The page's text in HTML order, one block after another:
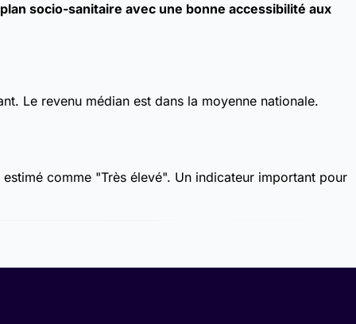
socio-sanitaire avec une bonne accessibilité aux
Le revenu médian est dans la moyenne nationale.
comme "Très élevé". Un indicateur important pour